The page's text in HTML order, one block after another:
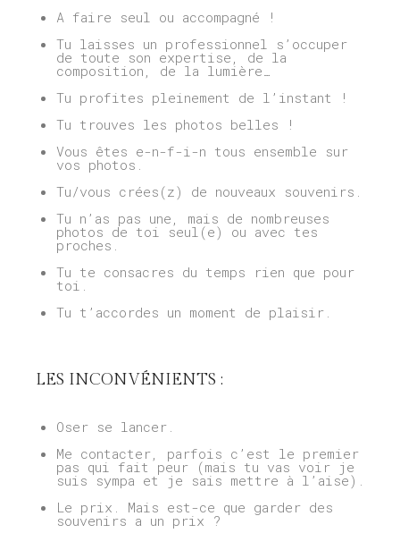
A faire seul ou accompagné !
Tu laisses un professionnel s’occuper
de toute son expertise, de la
composition, de la lumière…
Tu profites pleinement de l’instant !
Tu trouves les photos belles !
Vous êtes e-n-f-i-n tous ensemble sur
vos photos.
Tu/vous crées(z) de nouveaux souvenirs.
Tu n’as pas une, mais de nombreuses
photos de toi seul(e) ou avec tes
proches.
Tu te consacres du temps rien que pour
toi.
Tu t’accordes un moment de plaisir.
LES INCONVÉNIENTS :
Oser se lancer.
Me contacter, parfois c’est le premier
pas qui fait peur (mais tu vas voir je
suis sympa et je sais mettre à l’aise).
Le prix. Mais est-ce que garder des
souvenirs a un prix ?